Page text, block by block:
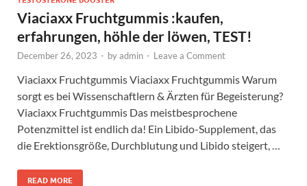
Viaciaxx Fruchtgummis :kaufen,
erfahrungen, höhle der löwen, TEST!
December 26, 2023 - byadmin - Leave a Comment
Viaciaxx Fruchtgummis Viaciaxx Fruchtgummis Warum
sorgt es bei Wissenschaftlern & Ärzten für Begeisterung?
Viaciaxx Fruchtgummis Das meistbesprochene
Potenzmittel ist endlich da! Ein Libido-Supplement, das
die Erektionsgröße, Durchblutung und Libido steigert, …
READ MORE